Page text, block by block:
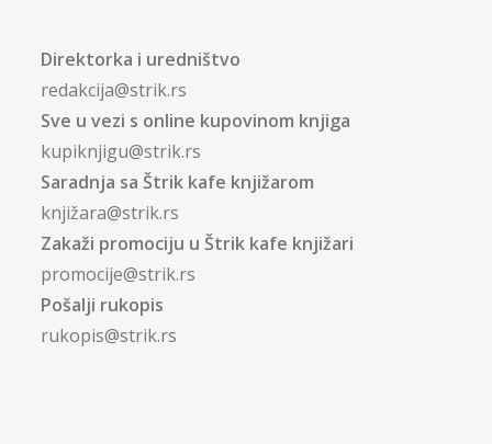
Direktorka i uredništvo
redakcija@strik.rs
Sve u vezi s online kupovinom knjiga
kupiknjigu@strik.rs
Saradnja sa Štrik kafe knjižarom
knjižara@strik.rs
Zakaži promociju u Štrik kafe knjižari
promocije@strik.rs
Pošalji rukopis
rukopis@strik.rs